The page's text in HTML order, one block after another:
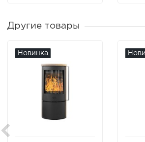
Другие товары
Новинка